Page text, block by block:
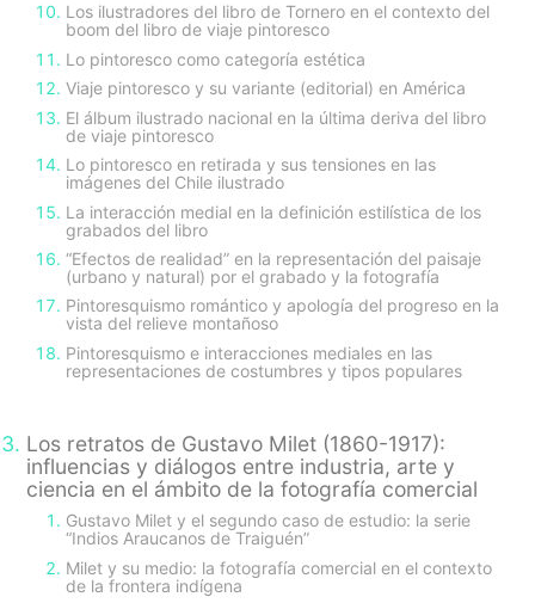
Los ilustradores del libro de Tornero en el contexto del
boom del libro de viaje pintoresco
Lo pintoresco como categoría estética
Viaje pintoresco y su variante (editorial) en América
El álbum ilustrado nacional en la última deriva del libro
de viaje pintoresco
Lo pintoresco en retirada y sus tensiones en las
imágenes del Chile ilustrado
La interacción medial en la definición estilística de los
grabados del libro
“Efectos de realidad” en la representación del paisaje
(urbano y natural) por el grabado y la fotografía
Pintoresquismo romántico y apología del progreso en la
vista del relieve montañoso
Pintoresquismo e interacciones mediales en las
representaciones de costumbres y tipos populares
Los retratos de Gustavo Milet (1860-1917):
influencias y diálogos entre industria, arte y
ciencia en el ámbito de la fotografía comercial
Gustavo Milet y el segundo caso de estudio: la serie
“Indios Araucanos de Traiguén”
Milet y su medio: la fotografía comercial en el contexto
de la frontera indígena